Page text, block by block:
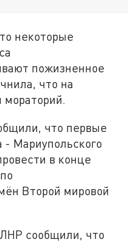
некоторые
пожизненное
что на
что первые
- Мариупольского
в конце
Второй мировой
сообщили, что